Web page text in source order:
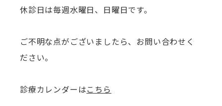
休診日は毎週水曜日、日曜日です。
ご不明な点がございましたら、お問い合わせく
ださい。
診療カレンダーはこちら